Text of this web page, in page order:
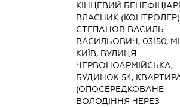
КІНЦЕВИЙ
ВЛАСНИК (КОНТРОЛЕР)
СТЕПАНОВ ВАСИЛЬ
ВАСИЛЬОВИЧ, 03150,
КИЇВ, ВУЛИЦЯ
ЧЕРВОНОАРМІЙСЬКА,
БУДИНОК 54,
(ОПОСЕРЕДКОВАНЕ
ВОЛОДІННЯ ЧЕРЕЗ